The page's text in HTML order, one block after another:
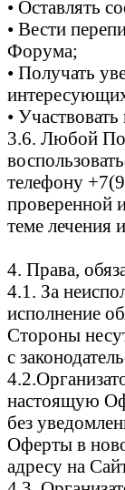
• Оставлять
• Вести
Форума;
• Получать
•
3.6. Любой
телефону
проверенной
теме лечения
4. Права,
4.1. За
исполнение
Стороны
с
настоящую
без
Оферты в
адресу на